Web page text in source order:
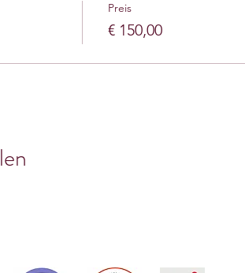
Preis
€ 150,00